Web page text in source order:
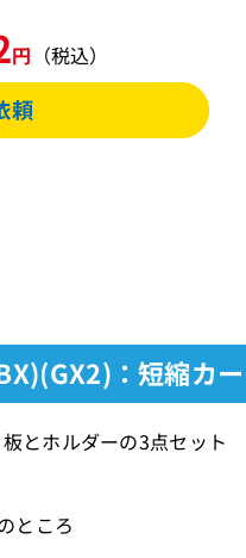
円 （税込）
：短縮カ
とホルダーの3点セット
ところ